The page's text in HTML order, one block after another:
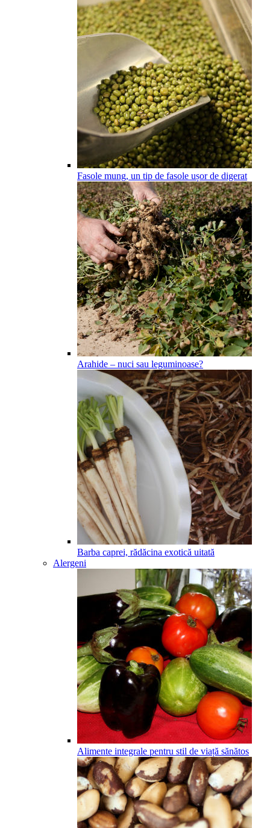
Fasole mung, un tip de fasole ușor de digerat
Arahide – nuci sau leguminoase?
Barba caprei, rădăcina exotică uitată
Alergeni
Alimente integrale pentru stil de viață sănătos